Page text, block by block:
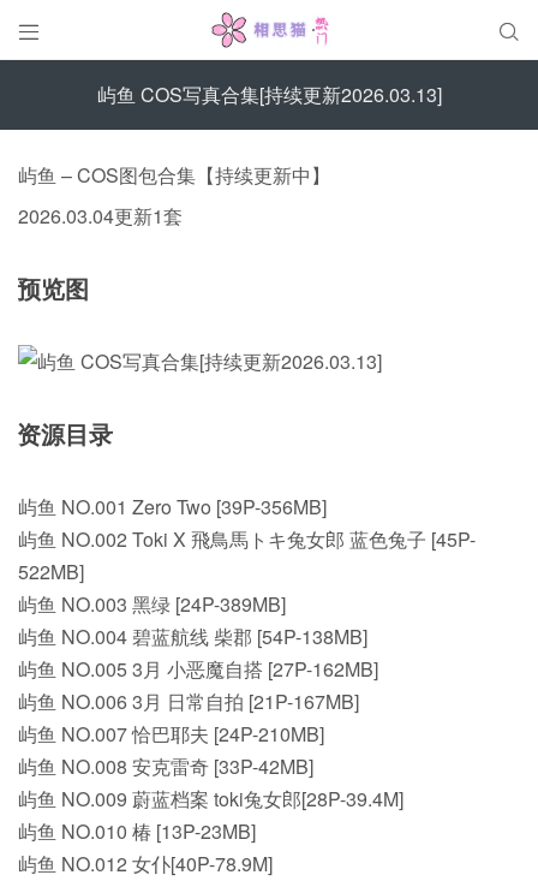
 
屿鱼 COS写真合集[持续更新2026.03.13]
屿鱼 – COS图包合集【持续更新中】
2026.03.04更新1套
预览图
资源目录
屿鱼 NO.001 Zero Two [39P-356MB]
屿鱼 NO.002 Toki X 飛鳥馬トキ兔女郎 蓝色兔子 [45P-
522MB]
屿鱼 NO.003 黑绿 [24P-389MB]
屿鱼 NO.004 碧蓝航线 柴郡 [54P-138MB]
屿鱼 NO.005 3月 小恶魔自搭 [27P-162MB]
屿鱼 NO.006 3月 日常自拍 [21P-167MB]
屿鱼 NO.007 恰巴耶夫 [24P-210MB]
屿鱼 NO.008 安克雷奇 [33P-42MB]
屿鱼 NO.009 蔚蓝档案 toki兔女郎[28P-39.4M]
屿鱼 NO.010 椿 [13P-23MB]
屿鱼 NO.012 女仆[40P-78.9M]